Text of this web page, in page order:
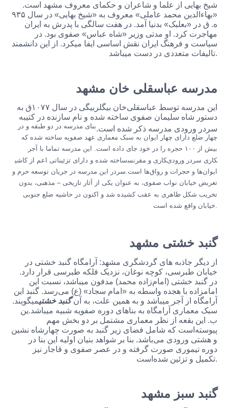
شیخ بهایی از علما و شاعران و حکمای معروف مشهد است.
«بهاءالدین محمد عاملی» معروف به «شیخ بهایی» در سال ۹۳۵
ه. ق در «بعلبک» بدنیا آمد. در هفت سالگی با پدرش به ایران
مهاجرت کرد. او مدتی وزیر «شاه عباس» صفوی بود. در
سیاست و فرهنگ ایران نقش اساسی ایفا میکرد. از این دانشمند
تالیفات متعددی در دست میباشد.
مدرسه عباسقلی خان مشهد
این مدرسه توسط عباسقلی‌خان بیگلربیگی در سال ۱۰۷۷ق به
دستور شاه سلیمان صفوی ساخته شده و نام سازنده در کتیبه
سردر ورودی مدرسه ذکر شده است.بنای مدرسه در دو طبقه و در
چهار ضلع دارای چهار ایوان به سبک معماری عهد صفویه ساخته شده که
بیش از ۱۰۰ حجره را در خود جای داده است. این مدرسه تماما با آجر
ساخته شده و دارای تزئیناتی اعم از کاشی‎کاری‌ و مقرنس‎کاری‌ سردر ورودی
ایوان‌ها و حجرات و رواق‌ها است. ﺳﺮدر اﯾﻦ ﻣﺪرﺳﻪ در ﺟﺮﯾﺎن ﺗﻮﺳﻌﻪ حرم و
ﺗﻌﺮﯾﺾ ﺧﯿﺎﺑﺎن ﻧﻮاب ﺻﻔﻮی، ﺑﻪ ﻋﻨﻮان ﯾﮑﯽ از آﺛﺎر ﺗﺎرﯾﺨﯽ – ﻣﺬﻫﺒﯽ، ﺑﺪون
ﺗﺨﺮﯾﺐ ﺷﮑﻞ ﻇﺎﻫﺮی ﺑﻪ ﻋﻘﺐ ﮐﺸﯿﺪه ﺷﺪ و اﮐﻨﻮن در ﺣﺎﺷﯿﻪ ﺿﻠﻊ جنوبی
گنبد خشتی مشهد
از دیگر جاذبه های گردشگری مشهد: آرامگاه گنبد خشتی در
خیابان طبرسی، کوچه نوغان، نزدیک فلکه طبرسی قرار دارد.
در گنبد خشتی (امام‌زاده محمد) مدفون میباشد، نسبت این
امامزاده با هجده واسطه به «امام سجاد» (ع) می‌رسد. گنبد این
آرامگاه از آجر میباشد و به همین علت، به آنگنبد خشتیمیگویند.
سبک معماری آرامگاه به بناهای دوره صفویه شبیه میباشد.ین
ب. این بقعه از نظر معماری مشتمل بر دو بخش مهم
پیوسته‌است که شامل فضای زیر گنبد به صورت چهارشاه نشین
و هشتی ورودی می‌باشد. بنا بر شواهد بنیان اولیه این بنا در
دوره تیموری صورت گرفته و در عصر صفوی و قاجار نیز
تکمیل و تزئین شده‌است.
گنبد سبز مشهد